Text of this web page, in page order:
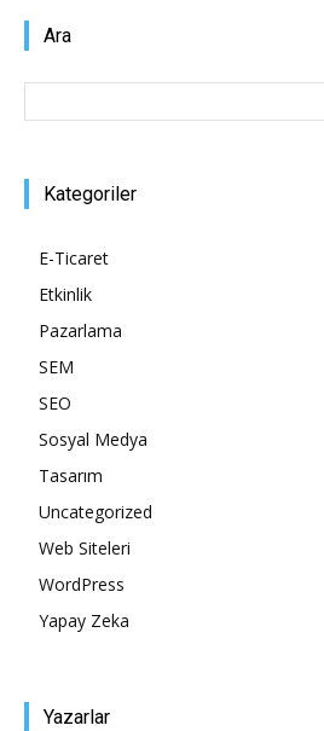
–
Ara
Kategoriler
E-Ticaret
Etkinlik
Pazarlama
SEM
SEO
Sosyal Medya
Tasarım
Uncategorized
Web Siteleri
WordPress
Yapay Zeka
Yazarlar